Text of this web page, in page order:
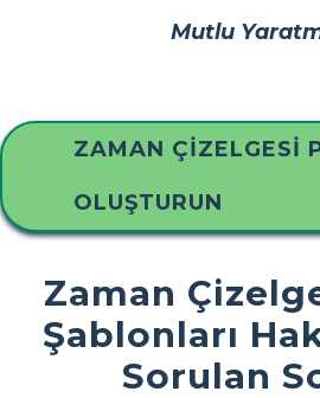
Mutlu
ZAMAN ÇIZELGESI
OLUŞTURUN
Zaman
Şablonları
Sorulan